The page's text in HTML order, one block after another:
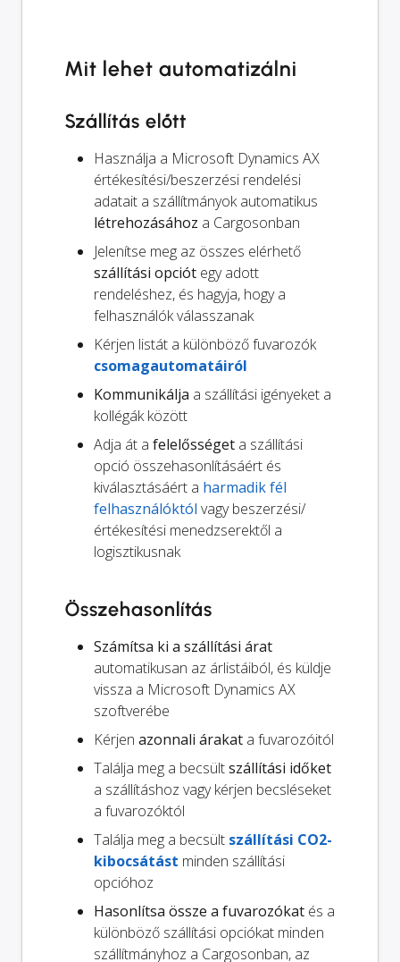
Mit lehet automatizálni
Szállítás előtt
Használja a Microsoft Dynamics AX
értékesítési/beszerzési rendelési
adatait a szállítmányok automatikus
létrehozásához a Cargosonban
Jelenítse meg az összes elérhető
szállítási opciót egy adott
rendeléshez, és hagyja, hogy a
felhasználók válasszanak
Kérjen listát a különböző fuvarozók
csomagautomatáiról
Kommunikálja a szállítási igényeket a
kollégák között
Adja át a felelősséget a szállítási
opció összehasonlításáért és
kiválasztásáért a harmadik fél
felhasználóktól vagy beszerzési/
értékesítési menedzserektől a
logisztikusnak
Összehasonlítás
Számítsa ki a szállítási árat
automatikusan az árlistáiból, és küldje
vissza a Microsoft Dynamics AX
szoftverébe
Kérjen azonnali árakat a fuvarozóitól
Találja meg a becsültszállítási időket
a szállításhoz vagy kérjen becsléseket
a fuvarozóktól
Találja meg a becsült szállítási CO2-
kibocsátást minden szállítási
opcióhoz
Hasonlítsa össze a fuvarozókat és a
különböző szállítási opciókat minden
szállítmányhoz a Cargosonban, az